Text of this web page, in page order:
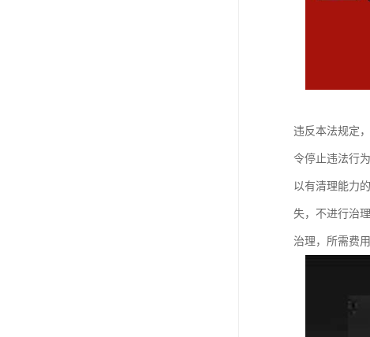
违反本法规定
令停止违法行
以有清理能力
失，不进行治
治理，所需费